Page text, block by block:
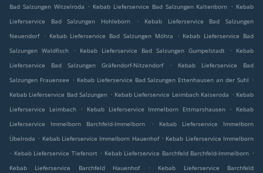
Bad Salzungen Witzelroda . Kebab Lieferservice Bad Salzungen Kaltenborn . Kebab
Lieferservice Bad Salzungen Hohleborn
.
Kebab Lieferservice Bad Salzungen
Neuendorf
. Kebab Lieferservice Bad Salzungen Möhra . Kebab Lieferservice Bad
Salzungen Waldfisch
. Kebab Lieferservice Bad Salzungen Gumpelstadt .
Kebab
Lieferservice Bad Salzungen Gräfendorf-Nitzendorf
.
Kebab Lieferservice Bad
Salzungen Frauensee . Kebab Lieferservice Bad Salzungen Ettenhausen an der Suhl .
Kebab Lieferservice Bad Salzungen . Kebab Lieferservice Leimbach Kaiseroda . Kebab
Lieferservice Leimbach
. Kebab Lieferservice Immelborn Ettmarshausen .
Kebab
Lieferservice Immelborn Barchfeld-Immelborn
.
Kebab Lieferservice Immelborn
Übelroda . Kebab Lieferservice Immelborn Hauenhof . Kebab Lieferservice Immelborn
. Kebab Lieferservice Tiefenort . Kebab Lieferservice Barchfeld Barchfeld-Immelborn .
Kebab Lieferservice Barchfeld Hauenhof
.
Kebab Lieferservice Barchfeld